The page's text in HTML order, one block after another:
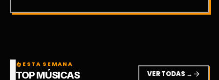
local_fire_department ESTA SEMANA
TOP MÚSICAS VER TODAS → arrow_forward